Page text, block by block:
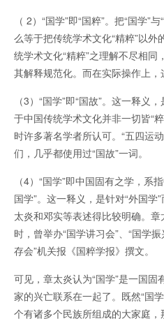
（ 2）“国学”即“国粹”。把“国学”
么等于把传统学术文化“精粹”以
统学术文化“精粹”之理解不尽相同
其解释规范化。而在实际操作上，
（3）“国学”即“国故”。这一释义
于中国传统学术文化并非一切皆“
时许多著名学者所认可。“五四运动
们，几乎都使用过“国故”一词。
（4）“国学”即中国固有之学，系
国学”。这一释义，是针对“外国
太炎和邓实等表述得比较明确。章
时，曾举办“国学讲习会”、“国学
存会”机关报《国粹学报》撰文。
可见，章太炎认为“国学”是一国固
家的兴亡联系在一起了。既然“国
个有诸多个民族所组成的大家庭，